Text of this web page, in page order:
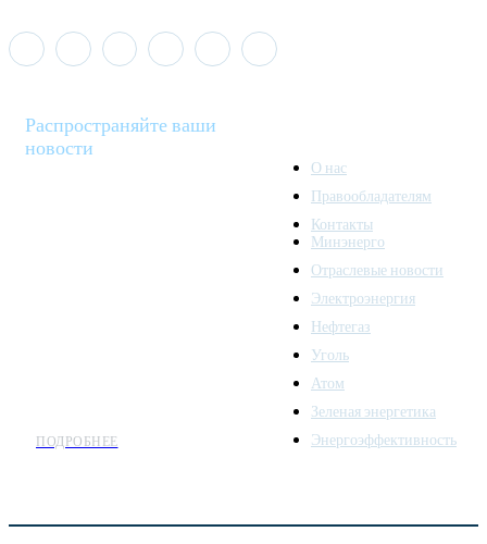
Распространяйте ваши
новости
ПОДРОБНЕЕ
О нас
Правообладателям
Контакты
Минэнерго
Отраслевые новости
Электроэнергия
Нефтегаз
Уголь
Атом
Зеленая энергетика
Энергоэффективность